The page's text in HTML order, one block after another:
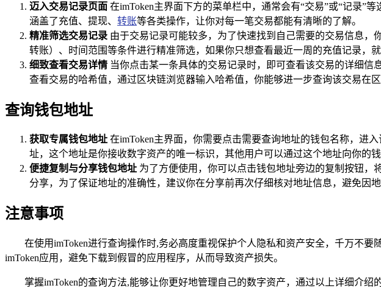
迈入交易记录页面 在imToken主界面下方的菜单栏中，通常会有“交易”或“记录”
涵盖了充值、提现、 转账等各类操作，让你对每一笔交易都能有清晰的了解。
精准筛选交易记录 由于交易记录可能较多，为了快速找到自己需要的交易信息，
转账）、时间范围等条件进行精准筛选，如果你只想查看最近一周的充值记录，
细致查看交易详情 当你点击某一条具体的交易记录时，即可查看该交易的详细
查看交易的哈希值，通过区块链浏览器输入哈希值，你能够进一步查询该交易在
查询钱包地址
获取专属钱包地址 在imToken主界面，你需要点击需要查询地址的钱包名称，进
址，这个地址是你接收数字资产的唯一标识，其他用户可以通过这个地址向你的钱
便捷复制与分享钱包地址 为了方便使用，你可以点击钱包地址旁边的复制按钮
分享，为了保证地址的准确性，建议你在分享前再次仔细核对地址信息，避免因
注意事项
在使用imToken进行查询操作时,务必高度重视保护个人隐私和资产安全，千万不
imToken应用，避免下载到假冒的应用程序，从而导致资产损失。
掌握imToken的查询方法,能够让你更好地管理自己的数字资产，通过以上详细介